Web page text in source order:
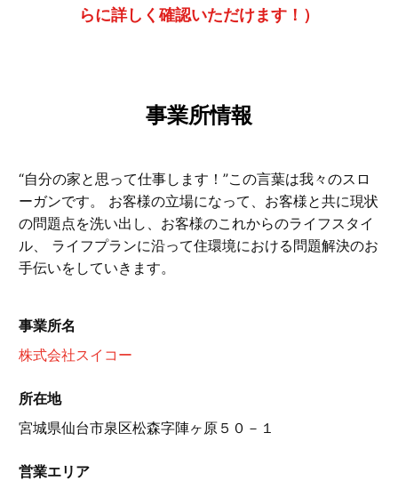
らに詳しく確認いただけます！）
事業所情報
“自分の家と思って仕事します！”この言葉は我々のスロ
ーガンです。 お客様の立場になって、お客様と共に現状
の問題点を洗い出し、お客様のこれからのライフスタイ
ル、 ライフプランに沿って住環境における問題解決のお
手伝いをしていきます。
事業所名
株式会社スイコー
所在地
宮城県仙台市泉区松森字陣ヶ原５０－１
営業エリア